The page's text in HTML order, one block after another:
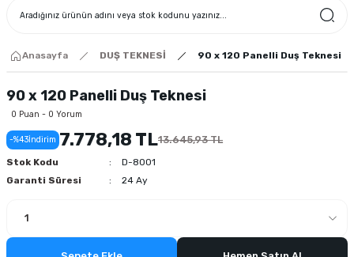
Anasayfa DUŞ TEKNESİ 90 x 120 Panelli Duş Teknesi
90 x 120 Panelli Duş Teknesi
0 Puan - 0 Yorum
-%43İndirim 7.778,18 TL13.645,93 TL
Stok Kodu
D-8001
Garanti Süresi
24 Ay